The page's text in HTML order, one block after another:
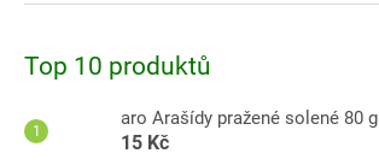
Top 10 produktů
aro Arašídy pražené solené 80 g
15 Kč